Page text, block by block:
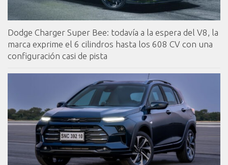
Dodge Charger Super Bee: todavía a la espera del V8, la
marca exprime el 6 cilindros hasta los 608 CV con una
configuración casi de pista